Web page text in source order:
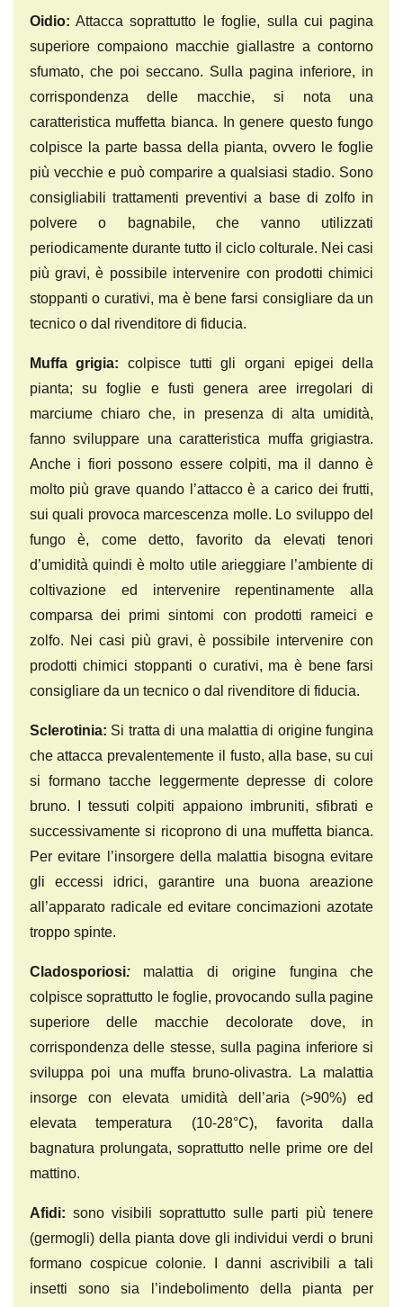
Oidio: Attacca soprattutto le foglie, sulla cui pagina
superiore compaiono macchie giallastre a contorno
sfumato, che poi seccano. Sulla pagina inferiore, in
corrispondenza delle macchie, si nota una
caratteristica muffetta bianca. In genere questo fungo
colpisce la parte bassa della pianta, ovvero le foglie
più vecchie e può comparire a qualsiasi stadio. Sono
consigliabili trattamenti preventivi a base di zolfo in
polvere o bagnabile, che vanno utilizzati
periodicamente durante tutto il ciclo colturale. Nei casi
più gravi, è possibile intervenire con prodotti chimici
stoppanti o curativi, ma è bene farsi consigliare da un
tecnico o dal rivenditore di fiducia.
Muffa grigia: colpisce tutti gli organi epigei della
pianta; su foglie e fusti genera aree irregolari di
marciume chiaro che, in presenza di alta umidità,
fanno sviluppare una caratteristica muffa grigiastra.
Anche i fiori possono essere colpiti, ma il danno è
molto più grave quando l’attacco è a carico dei frutti,
sui quali provoca marcescenza molle. Lo sviluppo del
fungo è, come detto, favorito da elevati tenori
d’umidità quindi è molto utile arieggiare l’ambiente di
coltivazione ed intervenire repentinamente alla
comparsa dei primi sintomi con prodotti rameici e
zolfo. Nei casi più gravi, è possibile intervenire con
prodotti chimici stoppanti o curativi, ma è bene farsi
consigliare da un tecnico o dal rivenditore di fiducia.
Sclerotinia: Si tratta di una malattia di origine fungina
che attacca prevalentemente il fusto, alla base, su cui
si formano tacche leggermente depresse di colore
bruno. I tessuti colpiti appaiono imbruniti, sfibrati e
successivamente si ricoprono di una muffetta bianca.
Per evitare l’insorgere della malattia bisogna evitare
gli eccessi idrici, garantire una buona areazione
all’apparato radicale ed evitare concimazioni azotate
troppo spinte.
Cladosporiosi: malattia di origine fungina che
colpisce soprattutto le foglie, provocando sulla pagine
superiore delle macchie decolorate dove, in
corrispondenza delle stesse, sulla pagina inferiore si
sviluppa poi una muffa bruno-olivastra. La malattia
insorge con elevata umidità dell’aria (>90%) ed
elevata temperatura (10-28°C), favorita dalla
bagnatura prolungata, soprattutto nelle prime ore del
mattino.
Afidi: sono visibili soprattutto sulle parti più tenere
(germogli) della pianta dove gli individui verdi o bruni
formano cospicue colonie. I danni ascrivibili a tali
insetti sono sia l’indebolimento della pianta per